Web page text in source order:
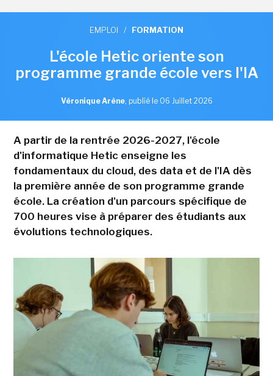
EMPLOI / FORMATION
L'école Hetic oriente son
programme grande école vers l'IA
Véronique Arène, publié le 06 Juillet 2026
A partir de la rentrée 2026-2027, l'école
d'informatique Hetic enseigne les
fondamentaux du cloud, des data et de l'IA dès
la première année de son programme grande
école. La création d'un parcours spécifique de
700 heures vise à préparer des étudiants aux
évolutions technologiques.